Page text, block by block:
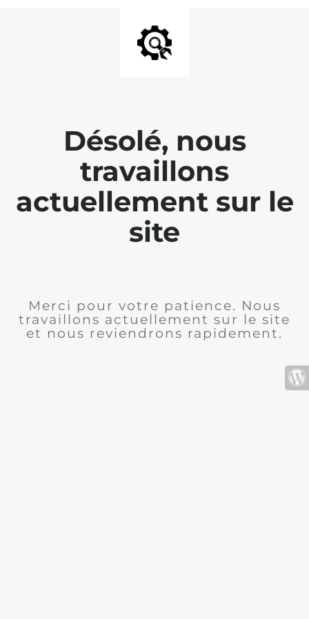
Désolé, nous
travaillons
actuellement sur le
site
Merci pour votre patience. Nous
travaillons actuellement sur le site
et nous reviendrons rapidement.